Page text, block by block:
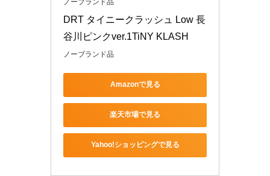
ノーブランド品
DRT タイニークラッシュ Low 長
谷川ピンクver.1TiNY KLASH
ノーブランド品
Amazonで見る
楽天市場で見る
Yahoo!ショッピングで見る